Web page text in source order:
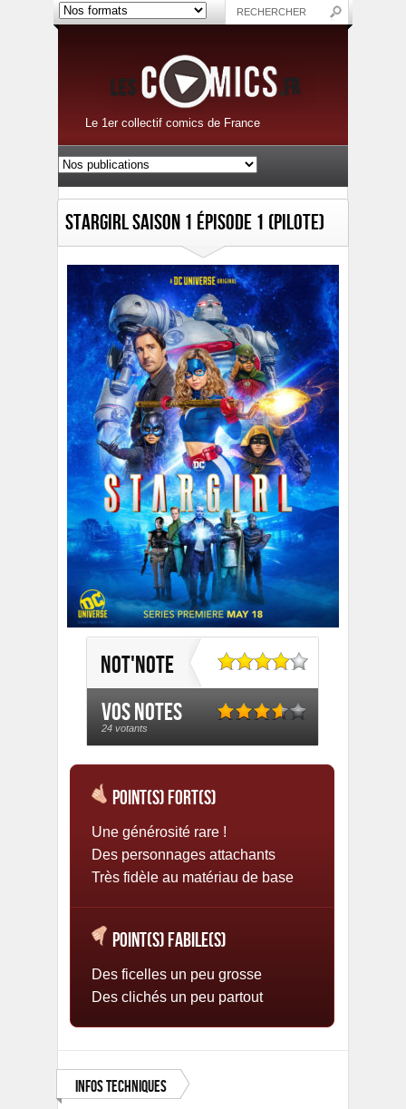
Le 1er collectif comics de France
Stargirl Saison 1 épisode 1 (PILOTE)
Not'Note
Vos notes
24 votants
Point(s) Fort(s)
Une générosité rare !
Des personnages attachants
Très fidèle au matériau de base
Point(s) Fabile(s)
Des ficelles un peu grosse
Des clichés un peu partout
Infos Techniques